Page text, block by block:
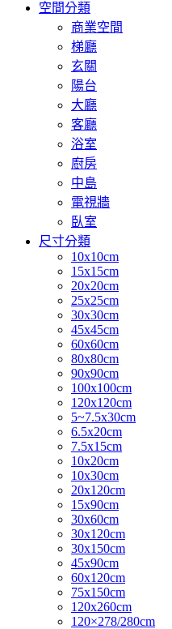
空間分類
商業空間
梯廳
玄關
陽台
大廳
客廳
浴室
廚房
中島
電視牆
臥室
尺寸分類
10x10cm
15x15cm
20x20cm
25x25cm
30x30cm
45x45cm
60x60cm
80x80cm
90x90cm
100x100cm
120x120cm
5~7.5x30cm
6.5x20cm
7.5x15cm
10x20cm
10x30cm
20x120cm
15x90cm
30x60cm
30x120cm
30x150cm
45x90cm
60x120cm
75x150cm
120x260cm
120×278/280cm